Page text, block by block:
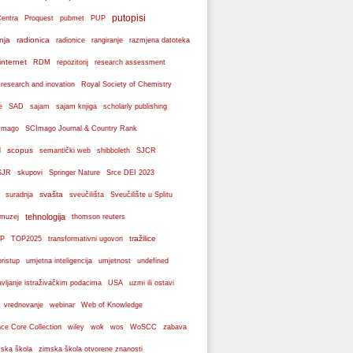
Proquest pubmet PUP putopisi
radionica radionice rangiranje razmjena datoteka
RDM repozitorij research assessment
and inovation Royal Society of Chemistry
SAD sajam sajam knjiga scholarly publishing
SCImago Journal & Country Rank
scopus semantički web shibboleth SJCR
skupovi Springer Nature Srce DEI 2023
suradnja svašta sveučilišta Sveučilište u Splitu
tehnologija thomson reuters
TOP2025 transformativni ugovori tražilice
umjetna inteligencija umjetnost undefined
istraživačkim podacima USA uzmi ili ostavi
vrednovanje webinar Web of Knowledge
Core Collection wiley wok wos WoSCC zabava
škola zimska škola otvorene znanosti